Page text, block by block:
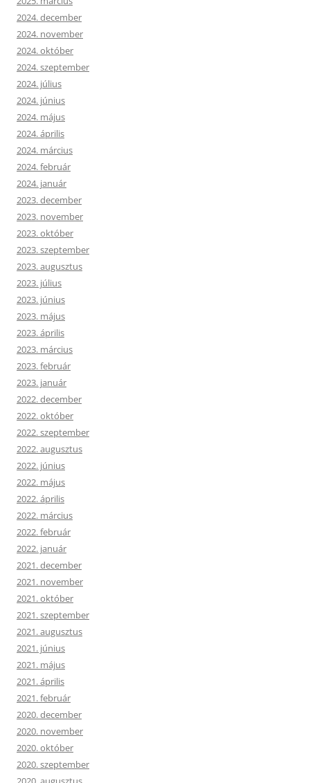
2024. december
2024. november
2024. október
2024. szeptember
2024. július
2024. június
2024. május
2024. április
2024. március
2024. február
2024. január
2023. december
2023. november
2023. október
2023. szeptember
2023. augusztus
2023. július
2023. június
2023. május
2023. április
2023. március
2023. február
2023. január
2022. december
2022. október
2022. szeptember
2022. augusztus
2022. június
2022. május
2022. április
2022. március
2022. február
2022. január
2021. december
2021. november
2021. október
2021. szeptember
2021. augusztus
2021. június
2021. május
2021. április
2021. február
2020. december
2020. november
2020. október
2020. szeptember